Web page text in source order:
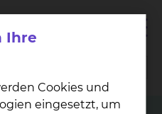
Fichtengrund
Ihre
Cookies und
eingesetzt, um